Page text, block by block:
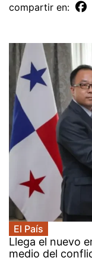
compartir en:
El País
Llega el nuevo
medio del